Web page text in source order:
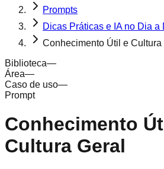
Prompts
Dicas Práticas e IA no Dia a
Conhecimento Útil e Cultura
Biblioteca—
Área—
Caso de uso—
Prompt
Conhecimento
Cultura Geral